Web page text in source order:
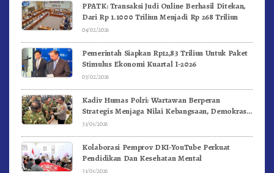
PPATK: Transaksi Judi Online Berhasil Ditekan,
Dari Rp 1.1000 Triliun Menjadi Rp 268 Triliun
04/02/2026
Pemerintah Siapkan Rp12,83 Triliun Untuk Paket
Stimulus Ekonomi Kuartal I-2026
03/02/2026
Kadiv Humas Polri: Wartawan Berperan
Strategis Menjaga Nilai Kebangsaan, Demokrasi,
dan NKRI
31/01/2026
Kolaborasi Pemprov DKI-YouTube Perkuat
Pendidikan Dan Kesehatan Mental
31/01/2026